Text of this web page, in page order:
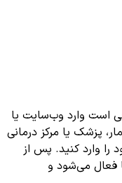
است وارد وب‌سایت یا
پزشک یا مرکز درمانی
را وارد کنید. پس از
فعال می‌شود و